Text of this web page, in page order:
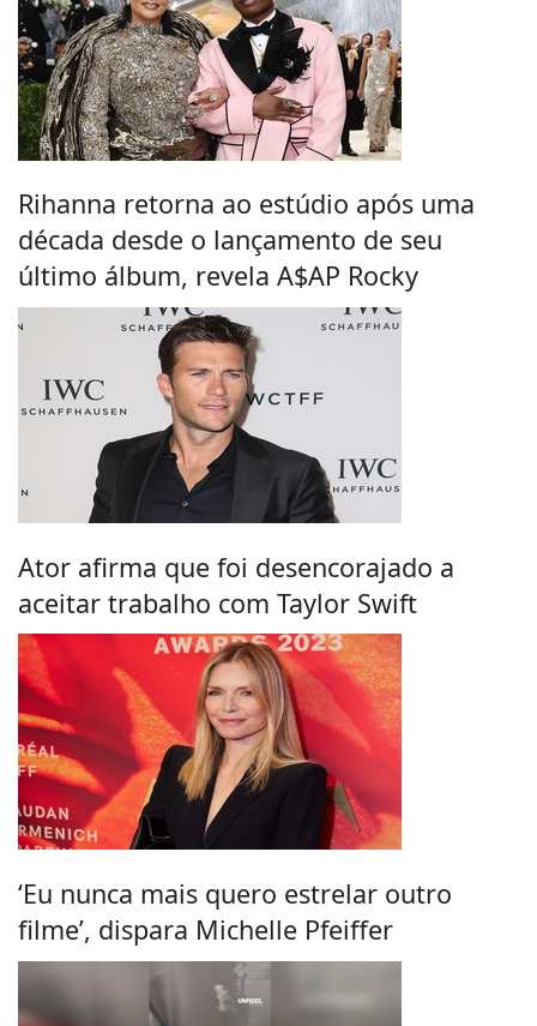
Rihanna retorna ao estúdio após uma
década desde o lançamento de seu
último álbum, revela A$AP Rocky
Ator afirma que foi desencorajado a
aceitar trabalho com Taylor Swift
‘Eu nunca mais quero estrelar outro
filme’, dispara Michelle Pfeiffer